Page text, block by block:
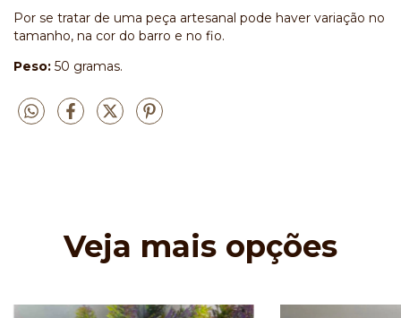
Por se tratar de uma peça artesanal pode haver variação no
tamanho, na cor do barro e no fio.
Peso: 50 gramas.
Veja mais opções